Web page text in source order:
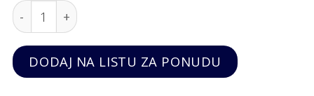
CHEFLUX™ MANUAL 12GN1/1 quantity
DODAJ NA LISTU ZA PONUDU